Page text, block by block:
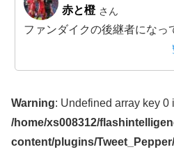
赤と橙 さん
ファンダイクの後継者になっ
Warning: Undefined array key 0
/home/xs008312/
content/plugins/